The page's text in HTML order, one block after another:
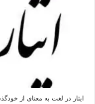
ایثار در لغت به معنای از